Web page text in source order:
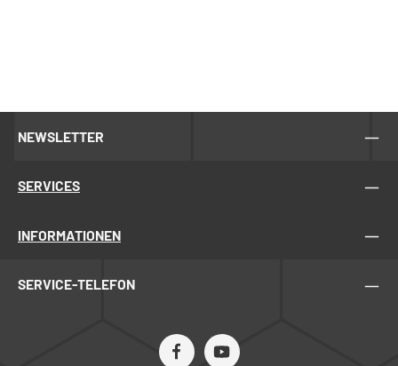
NEWSLETTER
SERVICES
INFORMATIONEN
SERVICE-TELEFON